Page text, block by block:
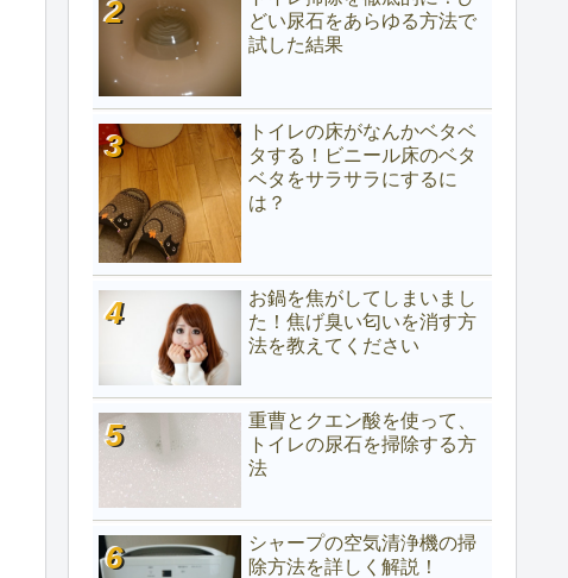
どい尿石をあらゆる方法で
試した結果
トイレの床がなんかベタベ
タする！ビニール床のベタ
ベタをサラサラにするに
は？
お鍋を焦がしてしまいまし
た！焦げ臭い匂いを消す方
法を教えてください
重曹とクエン酸を使って、
トイレの尿石を掃除する方
法
シャープの空気清浄機の掃
除方法を詳しく解説！